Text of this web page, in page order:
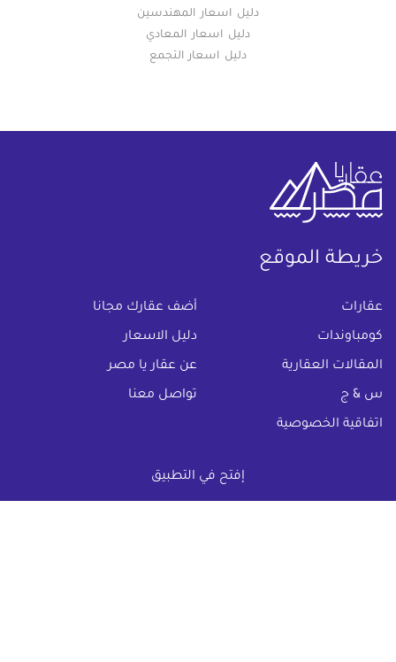
إفتح في التطبيق
دليل اسعار المهندسين
دليل اسعار المعادي
دليل اسعار التجمع
خريطة الموقع
عقارات أضف عقارك مجانا
كومباوندات دليل الاسعار
المقالات العقارية عن عقار يا مصر
س & ج تواصل معنا
اتفاقية الخصوصية